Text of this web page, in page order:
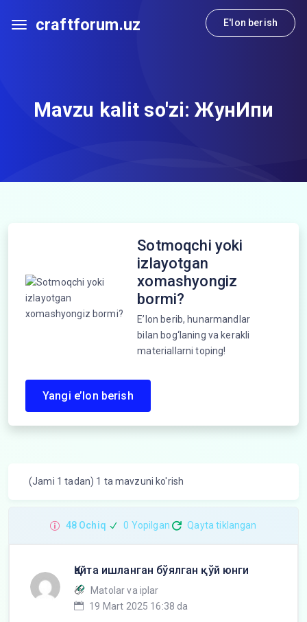
craftforum.uz E'lon berish
Mavzu kalit so'zi:ЖунИпи
Sotmoqchi yoki
izlayotgan
xomashyongiz
bormi?
E’lon berib, hunarmandlar
bilan bog‘laning va kerakli
materiallarni toping!
Yangi e’lon berish
(Jami 1 tadan) 1 ta mavzuni ko'rish
48 Ochiq 0 Yopilgan Qayta tiklangan
Қайта ишланган бўялган қўй юнги
Matolar va iplar
19 Mart 2025 16:38 da